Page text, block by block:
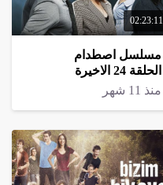
02:23:11
مسلسل اصطدام
الحلقة 24 الاخيرة
منذ 11 شهر